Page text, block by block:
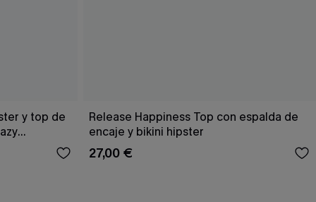
y top de
Release Happiness Top con espalda de
encaje y bikini hipster
27,00 €